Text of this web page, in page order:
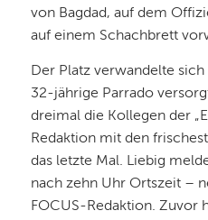
von Bagdad, auf dem
auf einem Schachbrett
Der Platz verwandelte
32-jährige Parrado
dreimal die Kollegen der
Redaktion mit den
das letzte Mal. Liebig
nach zehn Uhr Ortszeit –
FOCUS-Redaktion. Zuvor